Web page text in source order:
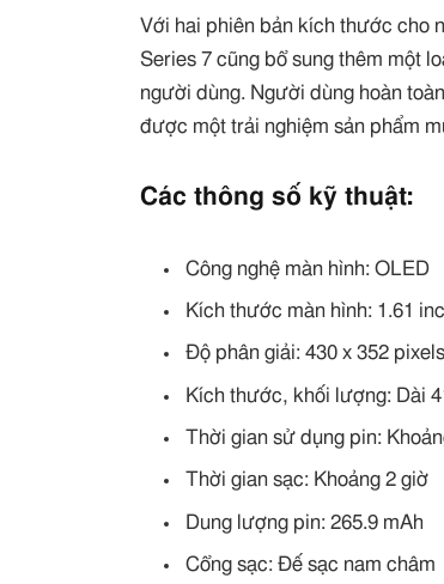
Với hai phiên bản kích thước cho
Series 7 cũng bổ sung thêm một
người dùng. Người dùng hoàn
được một trải nghiệm sản phẩm
Các thông số kỹ thuật:
Công nghệ màn hình: OLED
Kích thước màn hình: 1.61
Độ phân giải: 430 x 352 pixels
Kích thước, khối lượng: Dài
Thời gian sử dụng pin:
Thời gian sạc: Khoảng 2 giờ
Dung lượng pin: 265.9 mAh
Cổng sạc: Đế sạc nam châm